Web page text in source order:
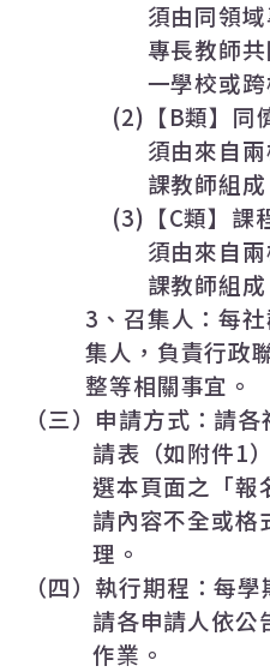
須由同領
專長教師
一學校或跨
(2) 【B類】同
須由來自
課教師組
(3) 【C類】課
須由來自
課教師組
3 、召集人：每
集人，負責行政
整等相關事宜。
（三）申請方式：請
請表（如附件1
選本頁面之「報
請內容不全或格
理。
（四）執行期程：每
請各申請人依公
作業。